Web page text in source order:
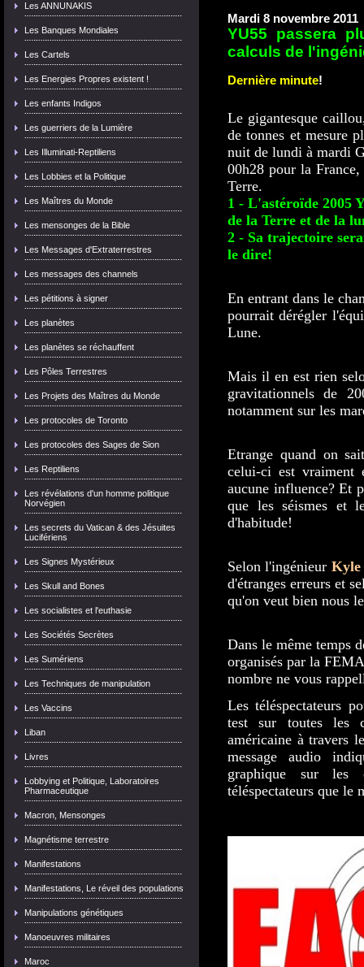
Les ANNUNAKIS
Les Banques Mondiales
Les Cartels
Les Energies Propres existent !
Les enfants Indigos
Les guerriers de la Lumière
Les Illuminati-Reptiliens
Les Lobbies et la Politique
Les Maîtres du Monde
Les mensonges de la Bible
Les Messages d'Extraterrestres
Les messages des channels
Les pétitions à signer
Les planètes
Les planètes se réchauffent
Les Pôles Terrestres
Les Projets des Maîtres du Monde
Les protocoles de Toronto
Les protocoles des Sages de Sion
Les Reptiliens
Les révélations d'un homme politique
Norvégien
Les secrets du Vatican & des Jésuites
Lucifériens
Les Signes Mystérieux
Les Skull and Bones
Les socialistes et l'euthasie
Les Sociétés Secrètes
Les Sumériens
Les Techniques de manipulation
Les Vaccins
Liban
Livres
Lobbying et Politique, Laboratoires
Pharmaceutique
Macron, Mensonges
Magnétisme terrestre
Manifestations
Manifestations, Le réveil des populations
Manipulations génétiques
Manoeuvres militaires
Maroc
Mardi 8 novembre 2011
YU55 passera
calculs de
Dernière minute!
Le gigantesque
de tonnes et mesure
nuit de lundi à mardi
00h28 pour la
Terre.
1 - L'astéroïde 2005
de la Terre et de la
2 - Sa trajectoire
le dire!
En entrant dans le
pourrait dérégler
Lune.
Mais il en est rien
gravitationnels de
notamment sur les
Etrange quand on
celui-ci est vraiment
aucune influence? Et
que les séismes et
d'habitude!
Selon l'ingénieur Kyle
d'étranges erreurs et
qu'on veut bien nous
Dans le même temps
organisés par la
nombre ne vous
Les téléspectateurs
test sur toutes les
américaine à travers
message audio
graphique sur les
téléspectateurs que le